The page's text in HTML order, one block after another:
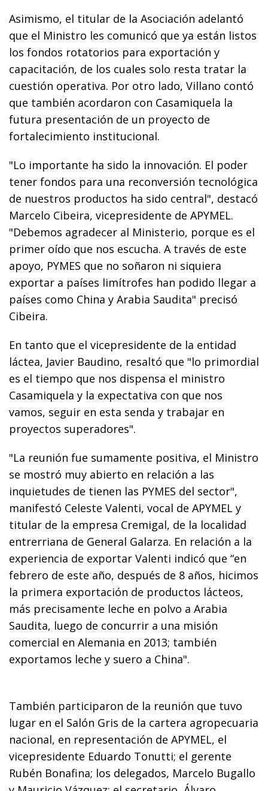
Asimismo, el titular de la Asociación adelantó
que el Ministro les comunicó que ya están listos
los fondos rotatorios para exportación y
capacitación, de los cuales solo resta tratar la
cuestión operativa. Por otro lado, Villano contó
que también acordaron con Casamiquela la
futura presentación de un proyecto de
fortalecimiento institucional.
"Lo importante ha sido la innovación. El poder
tener fondos para una reconversión tecnológica
de nuestros productos ha sido central", destacó
Marcelo Cibeira, vicepresidente de APYMEL.
"Debemos agradecer al Ministerio, porque es el
primer oído que nos escucha. A través de este
apoyo, PYMES que no soñaron ni siquiera
exportar a países limítrofes han podido llegar a
países como China y Arabia Saudita" precisó
Cibeira.
En tanto que el vicepresidente de la entidad
láctea, Javier Baudino, resaltó que "lo primordial
es el tiempo que nos dispensa el ministro
Casamiquela y la expectativa con que nos
vamos, seguir en esta senda y trabajar en
proyectos superadores".
"La reunión fue sumamente positiva, el Ministro
se mostró muy abierto en relación a las
inquietudes de tienen las PYMES del sector",
manifestó Celeste Valenti, vocal de APYMEL y
titular de la empresa Cremigal, de la localidad
entrerriana de General Galarza. En relación a la
experiencia de exportar Valenti indicó que “en
febrero de este año, después de 8 años, hicimos
la primera exportación de productos lácteos,
más precisamente leche en polvo a Arabia
Saudita, luego de concurrir a una misión
comercial en Alemania en 2013; también
exportamos leche y suero a China".
También participaron de la reunión que tuvo
lugar en el Salón Gris de la cartera agropecuaria
nacional, en representación de APYMEL, el
vicepresidente Eduardo Tonutti; el gerente
Rubén Bonafina; los delegados, Marcelo Bugallo